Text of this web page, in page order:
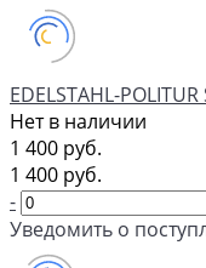
EDELSTAHL-
Нет в наличии
1 400 руб.
1 400 руб.
-
Уведомить о